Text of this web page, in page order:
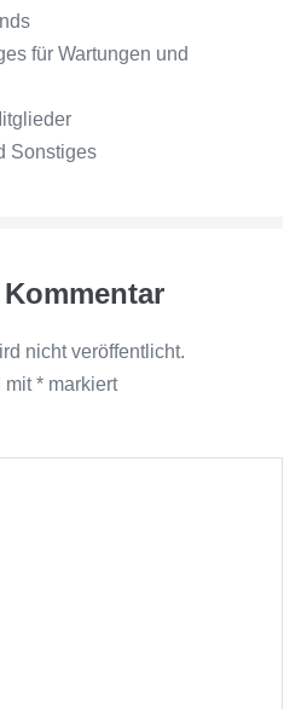
für Wartungen und
Sonstiges
nicht veröffentlicht.
mit* markiert